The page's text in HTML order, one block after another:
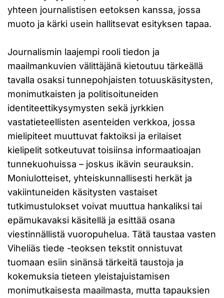
yhteen journalistisen eetoksen kanssa, jossa
muoto ja kärki usein hallitsevat esityksen tapaa.
Journalismin laajempi rooli tiedon ja
maailmankuvien välittäjänä kietoutuu tärkeällä
tavalla osaksi tunnepohjaisten totuuskäsitysten,
monimutkaisten ja politisoituneiden
identiteettikysymysten sekä jyrkkien
vastatieteellisten asenteiden verkkoa, jossa
mielipiteet muuttuvat faktoiksi ja erilaiset
kielipelit sotkeutuvat toisiinsa informaatioajan
tunnekuohuissa – joskus ikävin seurauksin.
Moniulotteiset, yhteiskunnallisesti herkät ja
vakiintuneiden käsitysten vastaiset
tutkimustulokset voivat muuttua hankaliksi tai
epämukavaksi käsitellä ja esittää osana
viestinnällistä vuoropuhelua. Tätä taustaa vasten
Viheliäs tiede -teoksen tekstit onnistuvat
tuomaan esiin sinänsä tärkeitä taustoja ja
kokemuksia tieteen yleistajuistamisen
monimutkaisesta maailmasta, mutta tapauksien